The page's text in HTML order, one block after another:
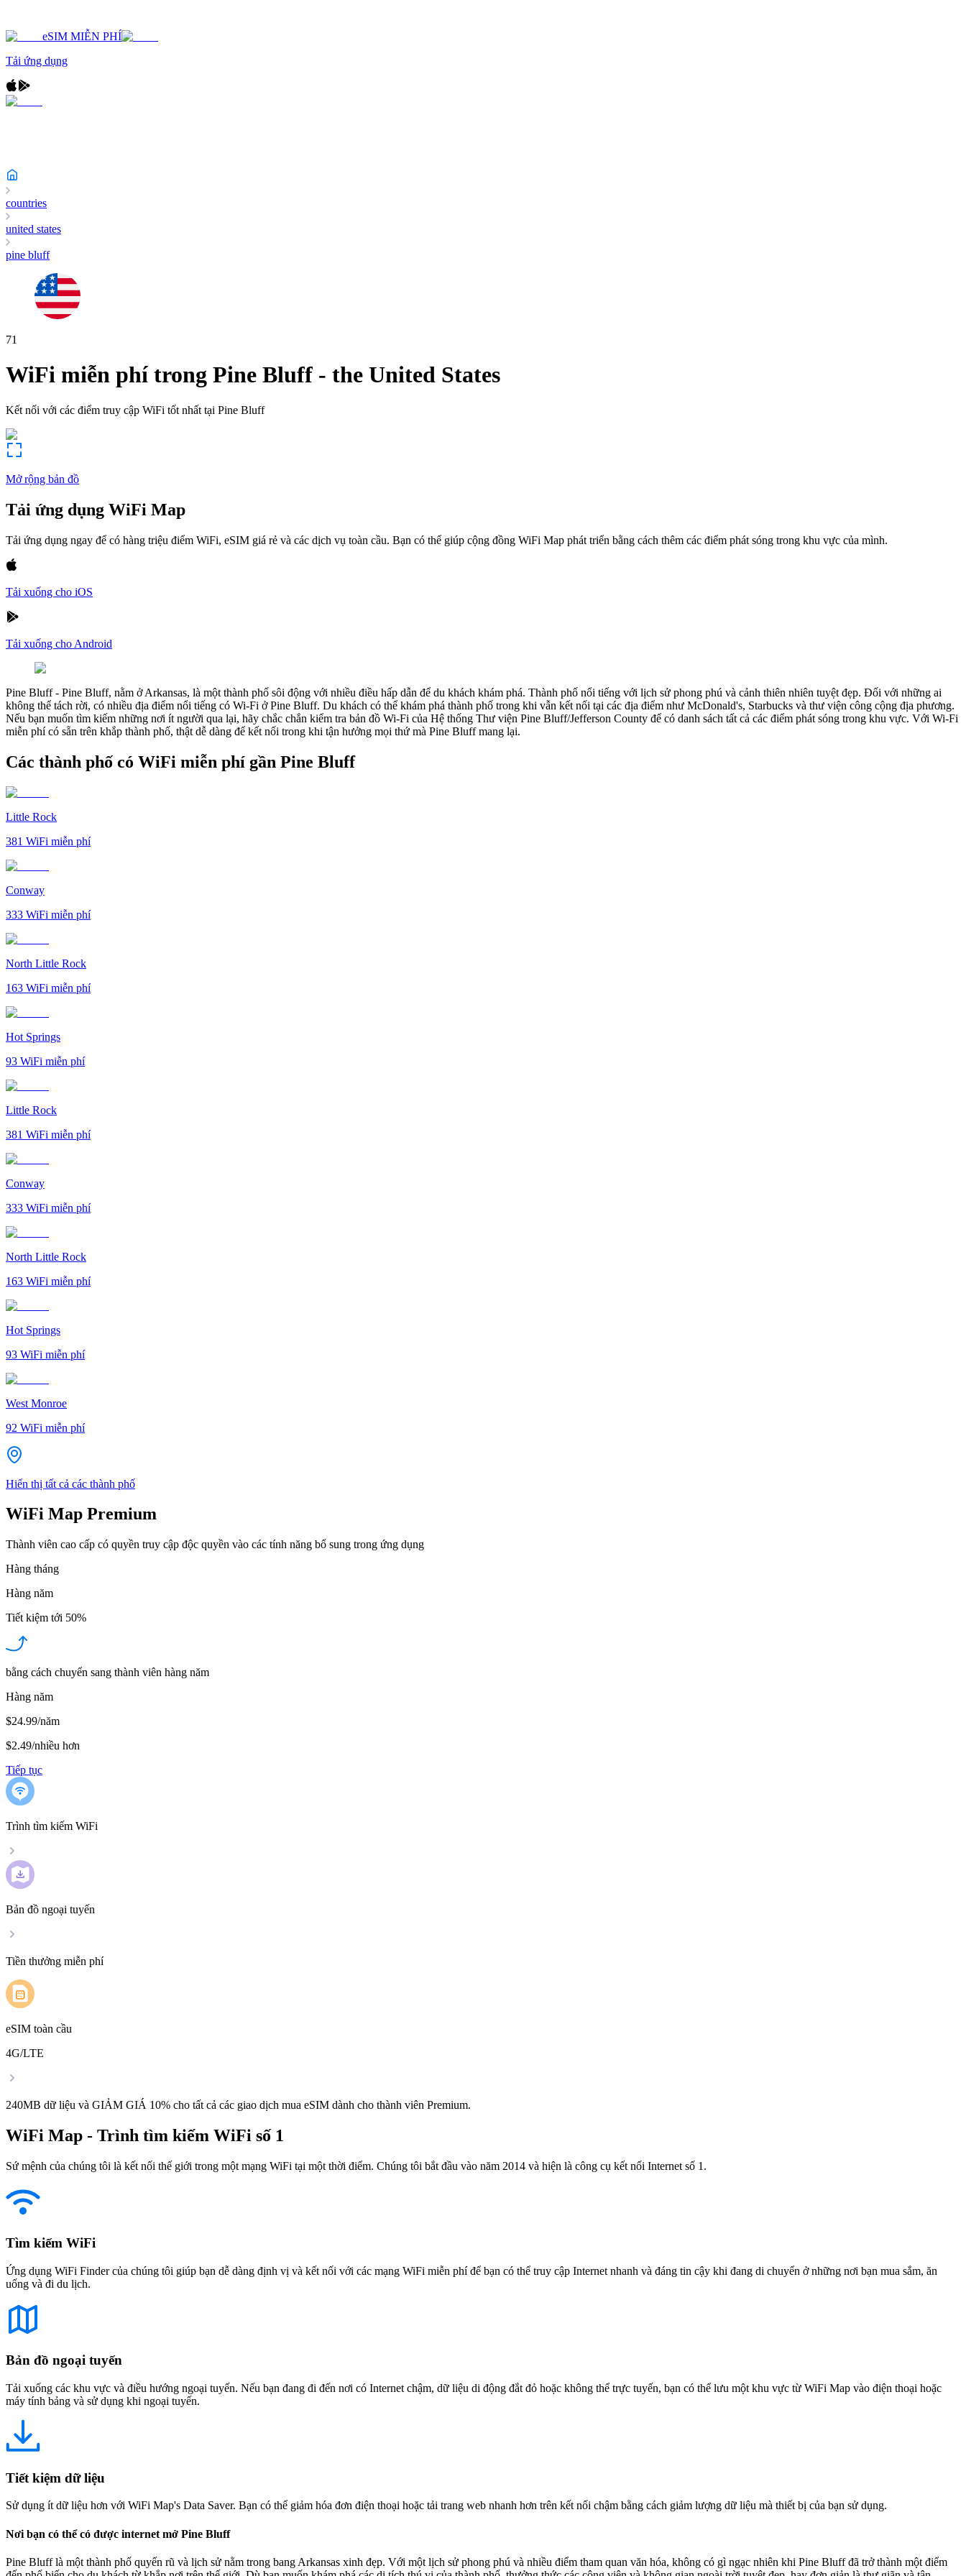
eSIM MIỄN PHÍ
Tải ứng dụng
countries
united states
pine bluff
71
WiFi miễn phí trong Pine Bluff - the United States
Kết nối với các điểm truy cập WiFi tốt nhất tại Pine Bluff
Mở rộng bản đồ
Tải ứng dụng WiFi Map
Tải ứng dụng ngay để có hàng triệu điểm WiFi, eSIM giá rẻ và các dịch vụ toàn cầu. Bạn có thể giúp cộng đồng WiFi Map phát triển bằng cách thêm các điểm phát sóng trong khu vực của mình.
Tải xuống cho iOS
Tải xuống cho Android
Pine Bluff- Pine Bluff, nằm ở Arkansas, là một thành phố sôi động với nhiều điều hấp dẫn để du khách khám phá. Thành phố nổi tiếng với lịch sử phong phú và cảnh thiên nhiên tuyệt đẹp. Đối với những ai
không thể tách rời, có nhiều địa điểm nổi tiếng có Wi-Fi ở Pine Bluff. Du khách có thể khám phá thành phố trong khi vẫn kết nối tại các địa điểm như McDonald's, Starbucks và thư viện công cộng địa phương.
Nếu bạn muốn tìm kiếm những nơi ít người qua lại, hãy chắc chắn kiểm tra bản đồ Wi-Fi của Hệ thống Thư viện Pine Bluff/Jefferson County để có danh sách tất cả các điểm phát sóng trong khu vực. Với Wi-Fi
miễn phí có sẵn trên khắp thành phố, thật dễ dàng để kết nối trong khi tận hưởng mọi thứ mà Pine Bluff mang lại.
Các thành phố có WiFi miễn phí gần Pine Bluff
Little Rock
381 WiFi miễn phí
Conway
333 WiFi miễn phí
North Little Rock
163 WiFi miễn phí
Hot Springs
93 WiFi miễn phí
Little Rock
381 WiFi miễn phí
Conway
333 WiFi miễn phí
North Little Rock
163 WiFi miễn phí
Hot Springs
93 WiFi miễn phí
West Monroe
92 WiFi miễn phí
Hiển thị tất cả các thành phố
WiFi Map Premium
Thành viên cao cấp có quyền truy cập độc quyền vào các tính năng bổ sung trong ứng dụng
Hàng tháng
Hàng năm
Tiết kiệm tới 50%
bằng cách chuyển sang thành viên hàng năm
Hàng năm
$24.99/năm
$2.49/nhiều hơn
Tiếp tục
Trình tìm kiếm WiFi
Bản đồ ngoại tuyến
Tiền thưởng miễn phí
eSIM toàn cầu
4G/LTE
240MB dữ liệu và GIẢM GIÁ 10% cho tất cả các giao dịch mua eSIM dành cho thành viên Premium.
WiFi Map - Trình tìm kiếm WiFi số 1
Sứ mệnh của chúng tôi là kết nối thế giới trong một mạng WiFi tại một thời điểm. Chúng tôi bắt đầu vào năm 2014 và hiện là công cụ kết nối Internet số 1.
Tìm kiếm WiFi
Ứng dụng WiFi Finder của chúng tôi giúp bạn dễ dàng định vị và kết nối với các mạng WiFi miễn phí để bạn có thể truy cập Internet nhanh và đáng tin cậy khi đang di chuyển ở những nơi bạn mua sắm, ăn
uống và đi du lịch.
Bản đồ ngoại tuyến
Tải xuống các khu vực và điều hướng ngoại tuyến. Nếu bạn đang đi đến nơi có Internet chậm, dữ liệu di động đắt đỏ hoặc không thể trực tuyến, bạn có thể lưu một khu vực từ WiFi Map vào điện thoại hoặc
máy tính bảng và sử dụng khi ngoại tuyến.
Tiết kiệm dữ liệu
Sử dụng ít dữ liệu hơn với WiFi Map's Data Saver. Bạn có thể giảm hóa đơn điện thoại hoặc tải trang web nhanh hơn trên kết nối chậm bằng cách giảm lượng dữ liệu mà thiết bị của bạn sử dụng.
Nơi bạn có thể có được internet mở Pine Bluff
Pine Bluff là một thành phố quyến rũ và lịch sử nằm trong bang Arkansas xinh đẹp. Với một lịch sử phong phú và nhiều điểm tham quan văn hóa, không có gì ngạc nhiên khi Pine Bluff đã trở thành một điểm